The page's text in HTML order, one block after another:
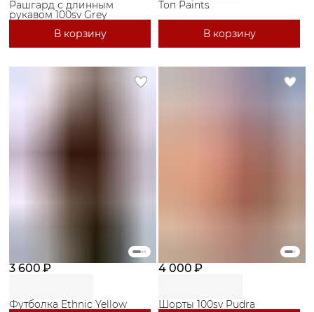
Рашгард с длинным
рукавом 100sv Grey
В корзину
Топ Paints
В корзину
3 600 ₽
Футболка Ethnic Yellow
4 000 ₽
Шорты 100sv Pudra